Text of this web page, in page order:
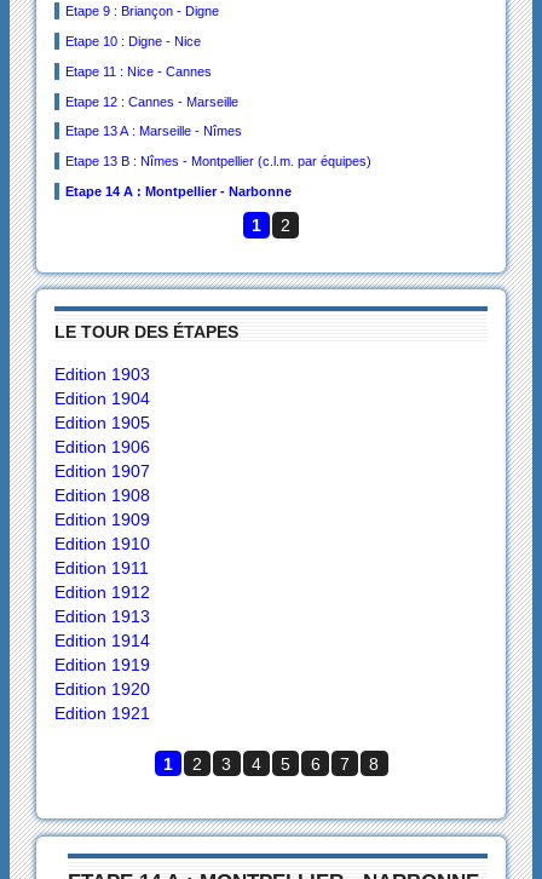
Etape 9 : Briançon - Digne
Etape 10 : Digne - Nice
Etape 11 : Nice - Cannes
Etape 12 : Cannes - Marseille
Etape 13 A : Marseille - Nîmes
Etape 13 B : Nîmes - Montpellier (c.l.m. par équipes)
Etape 14 A : Montpellier - Narbonne
1 2
LE TOUR DES ÉTAPES
Edition 1903
Edition 1904
Edition 1905
Edition 1906
Edition 1907
Edition 1908
Edition 1909
Edition 1910
Edition 1911
Edition 1912
Edition 1913
Edition 1914
Edition 1919
Edition 1920
Edition 1921
1 2 3 4 5 6 7 8